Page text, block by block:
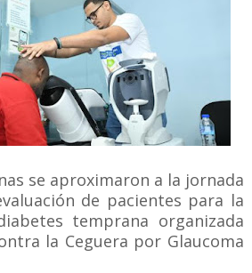
se aproximaron a la jornada
de pacientes para la
temprana organizada
la Ceguera por Glaucoma